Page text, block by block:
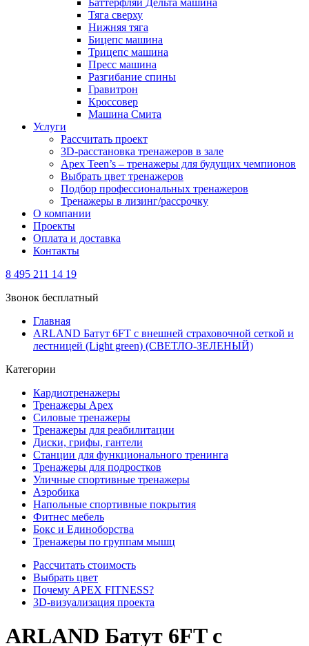
Баттерфляй Дельта машина
Тяга сверху
Нижняя тяга
Бицепс машина
Трицепс машина
Пресс машина
Разгибание спины
Гравитрон
Кроссовер
Машина Смита
Услуги
Рассчитать проект
3D-расстановка тренажеров в зале
Apex Teen’s – тренажеры для будущих чемпионов
Выбрать цвет тренажеров
Подбор профессиональных тренажеров
Тренажеры в лизинг/рассрочку
О компании
Проекты
Оплата и доставка
Контакты
8 495 211 14 19
Звонок бесплатный
Главная
ARLAND Батут 6FT с внешней страховочной сеткой и
лестницей (Light green) (СВЕТЛО-ЗЕЛЕНЫЙ)
Категории
Кардиотренажеры
Тренажеры Apex
Силовые тренажеры
Тренажеры для реабилитации
Диски, грифы, гантели
Станции для функционального тренинга
Тренажеры для подростков
Уличные спортивные тренажеры
Аэробика
Напольные спортивные покрытия
Фитнес мебель
Бокс и Единоборства
Тренажеры по группам мышц
Рассчитать стоимость
Выбрать цвет
Почему APEX FITNESS?
3D-визуализация проекта
ARLAND Батут 6FT с